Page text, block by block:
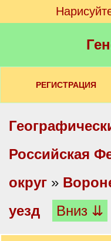
РЕГИСТРАЦИЯ
Российская
округ »
уезд
Вниз ⇊